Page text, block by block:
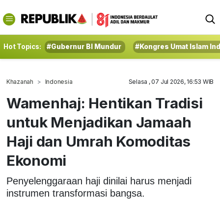
Hot Topics: #Gubernur BI Mundur #Kongres Umat Islam
Khazanah Indonesia Selasa , 07 Jul 2026, 16:53 WIB
Wamenhaj: Hentikan Tradisi
untuk Menjadikan Jamaah
Haji dan Umrah Komoditas
Ekonomi
Penyelenggaraan haji dinilai harus menjadi
instrumen transformasi bangsa.